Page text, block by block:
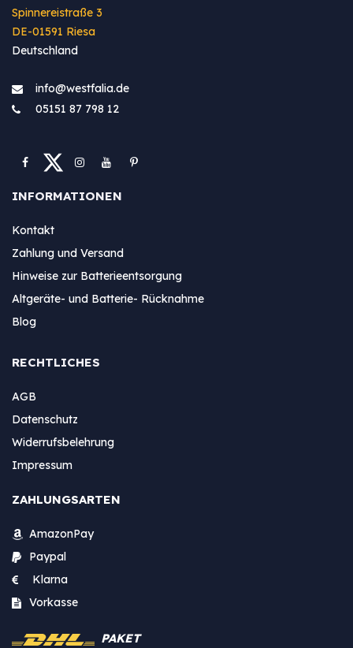
Spinnereistraße 3
DE-01591 Riesa
Deutschland
info@westfa​lia.de
05151 87 798 12
INFORMATIONEN
Kontakt
Zahlung und Versand
Hinweise zur Batterieentsorgung
Altgeräte- und Batterie- Rücknahme
Blog
RECHTLICHES
AGB
Datenschutz
Widerrufsbelehrung
Impressum
ZAHLUNGSARTEN
AmazonPay
Paypal
Klarna
Vorkasse
PAKET